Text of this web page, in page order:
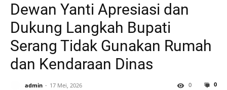
Dewan Yanti Apresiasi dan
Dukung Langkah Bupati
Serang Tidak Gunakan Rumah
dan Kendaraan Dinas
admin 17 Mei, 2026 0
0